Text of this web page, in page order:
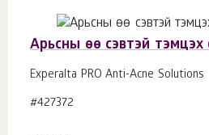
Арьсны өө сэвтэй
Experalta PRO Anti-Acne Solutions
#427372